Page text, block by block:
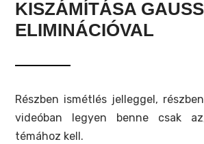
KISZÁMÍTÁSA
ELIMINÁCIÓVAL
Részben ismétlés jelleggel,
videóban legyen benne csak
témához kell.